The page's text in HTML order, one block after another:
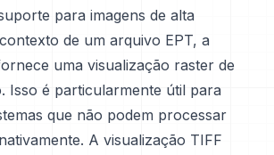
para imagens de alta
de um arquivo EPT, a
uma visualização raster de
Isso é particularmente útil para
que não podem processar
A visualização TIFF